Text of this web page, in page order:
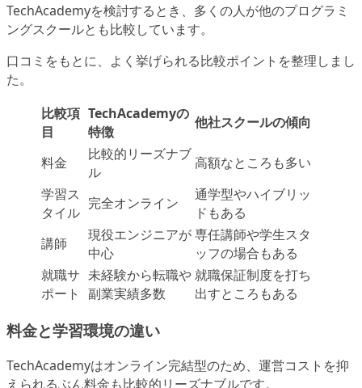
TechAcademyを検討するとき、多くの人が他のプログラミ
ングスクールとも比較しています。
口コミをもとに、よく挙げられる比較ポイントを整理しまし
た。
比較項
目
TechAcademyの
特徴
他社スクールの傾向
料金
比較的リーズナブ
ル
高額なところも多い
学習ス
タイル
完全オンライン
通学型やハイブリッ
ドもある
講師
現役エンジニアが
中心
専任講師や学生スタ
ッフの場合もある
就職サ
ポート
未経験から転職や
副業実績多数
就職保証制度を打ち
出すところもある
料金と学習環境の違い
TechAcademyはオンライン完結型のため、運営コストを抑
えられるぶん料金も比較的リーズナブルです。